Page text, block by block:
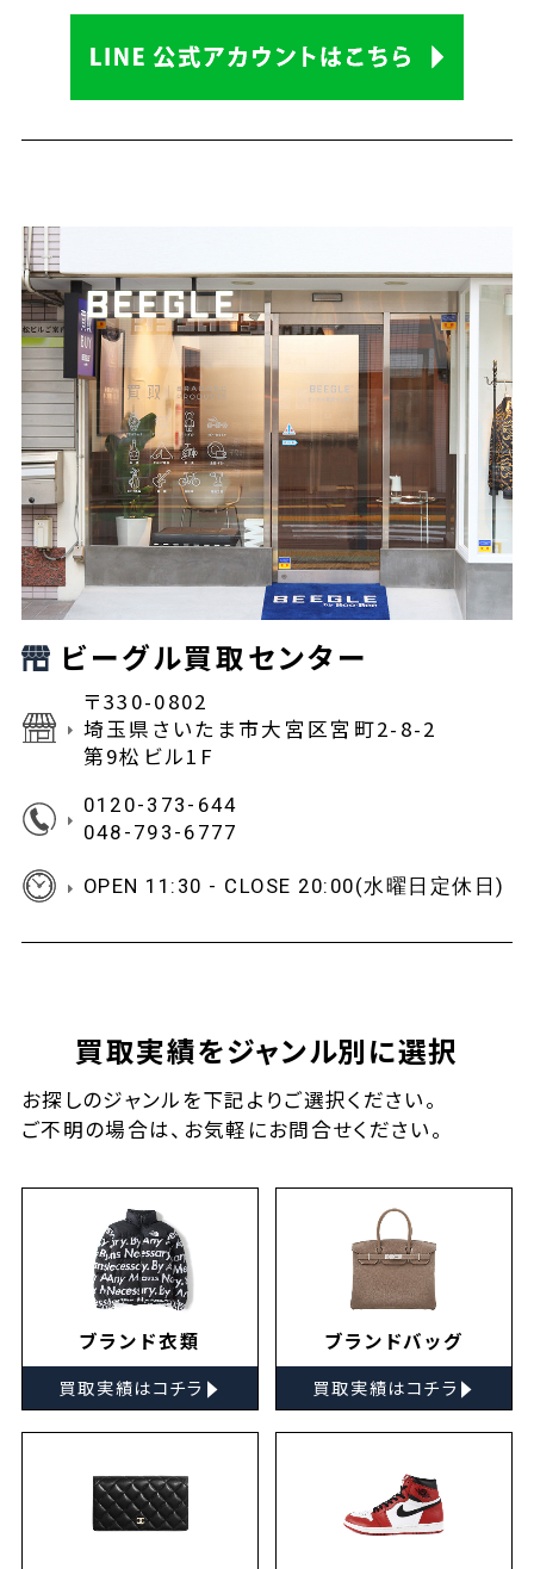
ビーグル買取センター
〒330-0802
埼玉県さいたま市大宮区宮町2-8-2
第9松ビル1F
0120-373-644
048-793-6777
OPEN 11:30 - CLOSE 20:00(水曜日定休日)
買取実績をジャンル別に選択
お探しのジャンルを下記よりご選択ください。
ご不明の場合は、お気軽にお問合せください。
ブランド衣類
買取実績はコチラ ▸
ブランドバッグ
買取実績はコチラ ▸